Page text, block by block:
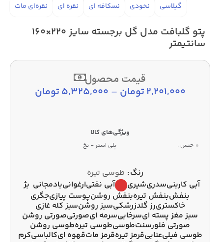
گیلاسی
نخودی نسکافه ای نقره ای نقره‌ای مات
پتو گلبافت مدل گل برجسته سایز 220×160
سانتیمتر
قیمت محصول
2,201,000تومان –
5,325,000تومان
جنس : پلی استر - نخ
رنگ طوسی تیره
آبی کاربنیسدریشیری آبی نفتیارغوانیبادمجانی بژ
بنفشبنفش تیرهبنفش روشنپوست پیازیجگری
خاکستریرز گلدزرشکیسبز روشنسبز کله غازی
سبز مغز پسته ایسرخابیسرمه ایصورتیصورتی روشن
صورتی فلورسنتطوسیطوسی تیرهطوسی روشن
طوسی فیلیعنابیقرمز تیرهقرمز ماتقهوه ایکالباسیکرم